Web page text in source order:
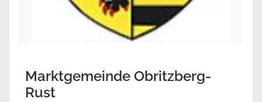
Marktgemeinde Obritzberg-
Rust